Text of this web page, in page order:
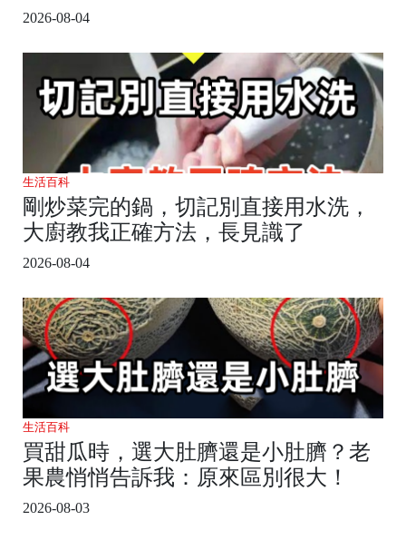
2026-08-04
生活百科
剛炒菜完的鍋，切記別直接用水洗，
大廚教我正確方法，長見識了
2026-08-04
生活百科
買甜瓜時，選大肚臍還是小肚臍？老
果農悄悄告訴我：原來區別很大！
2026-08-03